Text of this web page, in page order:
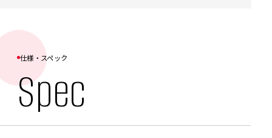
クグリップ] は、同じφ34を採用する[ウェーブグ
リップ]にも対応しています。[ウェーブグリップ]
の特長である竹のような節のある形状により、階
段での“つかむ”“たぐり寄せる”動作をサポート。
さらに、ecoシリーズの採用によって、高所作業
や長尺手摺りの施工時における取り回しのしやす
仕様・スペック
Spec